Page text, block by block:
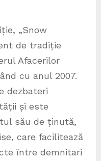
„Snow
de tradiție
Afacerilor
cu anul 2007.
dezbateri
și este
său de ținută,
care facilitează
între demnitari